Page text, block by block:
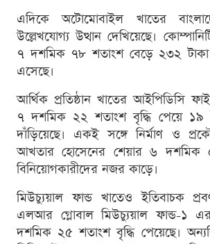
এদিকে অটোমোবাইল খাতের
উল্লেখযোগ্য উত্থান দেখিয়েছে।
৭ দশমিক ৭৮ শতাংশ বেড়ে ২৩২
এসেছে।
আর্থিক প্রতিষ্ঠান খাতের আইপিডিসি
৭ দশমিক ২২ শতাংশ বৃদ্ধি পেয়ে ১৯
দাঁড়িয়েছে। একই সঙ্গে নির্মাণ ও
আখতার হোসেনের শেয়ার ৬ দশমিক
বিনিয়োগকারীদের নজর কাড়ে।
মিউচ্যুয়াল ফান্ড খাতেও ইতিবাচক
এলআর গ্লোবাল মিউচ্যুয়াল ফান্ড-১
দশমিক ২৫ শতাংশ বৃদ্ধি পেয়েছে।